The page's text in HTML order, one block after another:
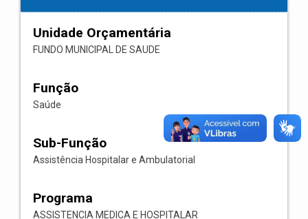
Unidade Orçamentária
FUNDO MUNICIPAL DE SAUDE
Função
Saúde
Sub-Função
Assistência Hospitalar e Ambulatorial
Programa
ASSISTENCIA MEDICA E HOSPITALAR